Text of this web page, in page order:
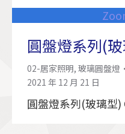
圓盤燈系列(
02-居家照明, 玻璃圓盤燈
2021 年 12 月 21 日
圓盤燈系列(玻璃型)